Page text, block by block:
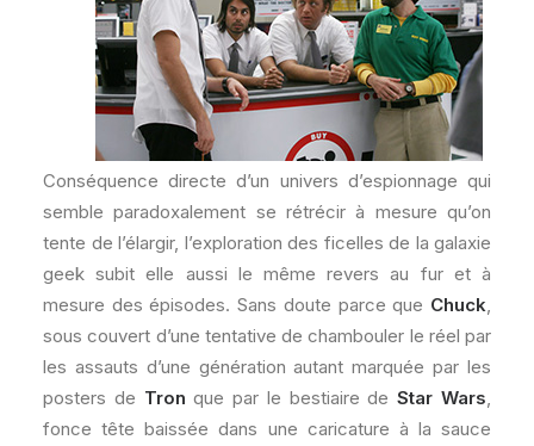
Conséquence directe d’un univers d’espionnage qui
semble paradoxalement se rétrécir à mesure qu’on
tente de l’élargir, l’exploration des ficelles de la galaxie
geek subit elle aussi le même revers au fur et à
mesure des épisodes. Sans doute parce que Chuck,
sous couvert d’une tentative de chambouler le réel par
les assauts d’une génération autant marquée par les
posters de Tron que par le bestiaire deStar Wars,
fonce tête baissée dans une caricature à la sauce